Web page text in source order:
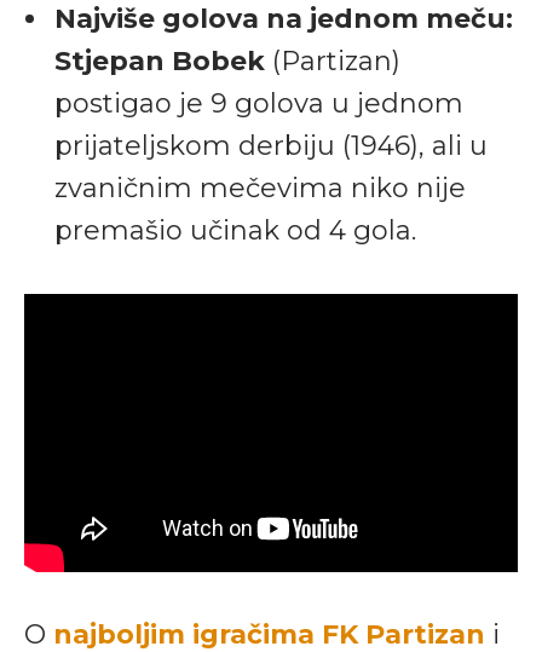
Najviše golova na jednom meču:
Stjepan Bobek (Partizan)
postigao je 9 golova u jednom
prijateljskom derbiju (1946), ali u
zvaničnim mečevima niko nije
premašio učinak od 4 gola.
O najboljim igračima FK Partizan i